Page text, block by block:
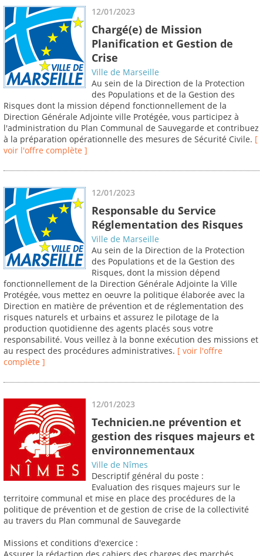
12/01/2023
Chargé(e) de Mission
Planification et Gestion de
Crise
Ville de Marseille
Au sein de la Direction de la Protection
des Populations et de la Gestion des
Risques dont la mission dépend fonctionnellement de la
Direction Générale Adjointe ville Protégée, vous participez à
l'administration du Plan Communal de Sauvegarde et contribuez
à la préparation opérationnelle des mesures de Sécurité Civile. [
voir l'offre complète ]
12/01/2023
Responsable du Service
Réglementation des Risques
Ville de Marseille
Au sein de la Direction de la Protection
des Populations et de la Gestion des
Risques, dont la mission dépend
fonctionnellement de la Direction Générale Adjointe la Ville
Protégée, vous mettez en oeuvre la politique élaborée avec la
Direction en matière de prévention et de réglementation des
risques naturels et urbains et assurez le pilotage de la
production quotidienne des agents placés sous votre
responsabilité. Vous veillez à la bonne exécution des missions et
au respect des procédures administratives. [ voir l'offre
complète ]
12/01/2023
Technicien.ne prévention et
gestion des risques majeurs et
environnementaux
Ville de Nîmes
Descriptif général du poste :
Evaluation des risques majeurs sur le
territoire communal et mise en place des procédures de la
politique de prévention et de gestion de crise de la collectivité
au travers du Plan communal de Sauvegarde
Missions et conditions d'exercice :